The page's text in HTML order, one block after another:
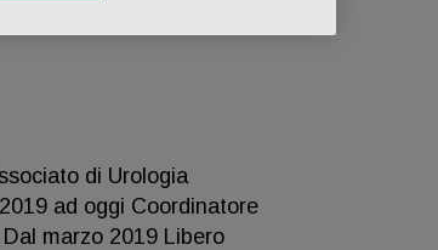
di Urologia
ad oggi Coordinatore
marzo 2019 Libero